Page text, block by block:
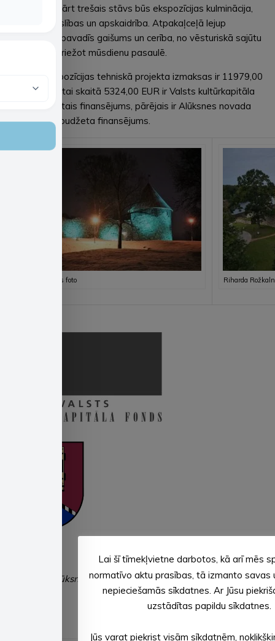
asinīm, savukārt trešais stāvs būs ekspozīcijas kulminācija,
kur valdīs kaislības un apskaidrība. Atpakaļceļā lejup
apmeklētāju pavadīs gaišums un cerība, no vēsturiskā sajūtu
ceļojuma atgriežot mūsdienu pasaulē.
Kopējās ekspozīcijas tehniskā projekta izmaksas ir 11979,00
EUR ar PVN, tai skaitā 5324,00 EUR ir Valsts kultūrkapitāla
fonda piešķirtais finansējums, pārējais ir Alūksnes novada
pašvaldības budžeta finansējums.
Evitas Aplokas foto Riharda
Sagatavoja: Evita APLOKA,
Alūksnes novada pašvaldības sabiedrisko attiecību
speciāliste
Lai šī tīmekļvietne darbotos, kā arī mēs
normatīvo aktu prasības, tā izmanto savas
nepieciešamās sīkdatnes. Ar Jūsu
uzstādītas papildu sīkdatnes.
Jūs varat piekrist visām sīkdatnēm,